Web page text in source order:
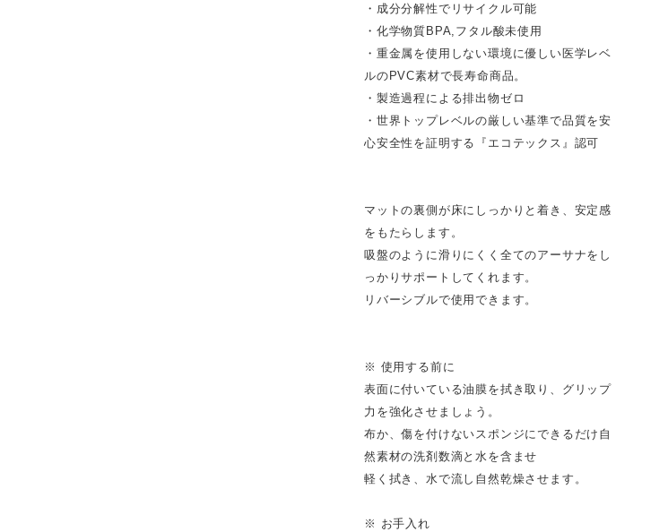
・成分分解性でリサイクル可能
・化学物質BPA,フタル酸未使用
・重金属を使用しない環境に優しい医学レベ
ルのPVC素材で長寿命商品。
・製造過程による排出物ゼロ
・世界トップレベルの厳しい基準で品質を安
心安全性を証明する『エコテックス』認可
マットの裏側が床にしっかりと着き、安定感
をもたらします。
吸盤のように滑りにくく全てのアーサナをし
っかりサポートしてくれます。
リバーシブルで使用できます。
※ 使用する前に
表面に付いている油膜を拭き取り、グリップ
力を強化させましょう。
布か、傷を付けないスポンジにできるだけ自
然素材の洗剤数滴と水を含ませ
軽く拭き、水で流し自然乾燥させます。
※ お手入れ